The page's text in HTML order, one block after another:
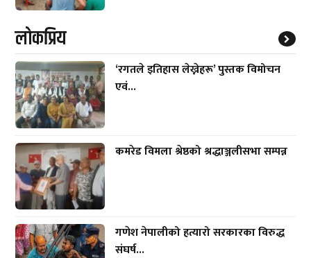
लाेकप्रिय
‘रगतले इतिहास लेख्नेहरू’ पुस्तक विमोचन
एवं...
कमरेड विमला श्रेष्ठको श्रद्धाञ्जलीसभा सम्पन्न
गणेश नेपालीको हत्यारो सरकारका विरुद्ध
संघर्ष...